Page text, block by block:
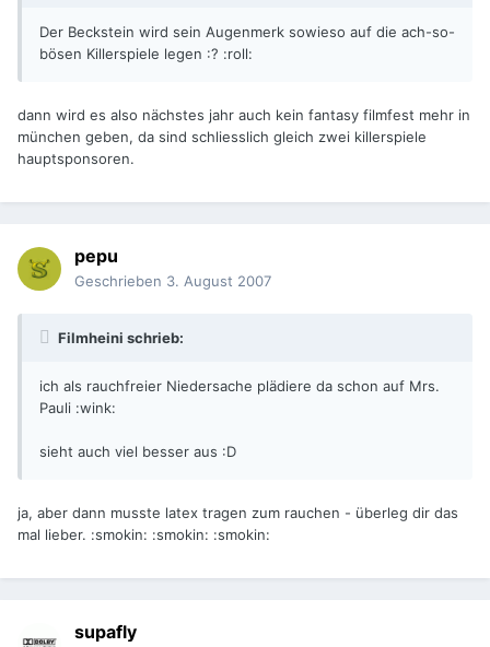
Der Beckstein wird sein Augenmerk sowieso auf die ach-so-
bösen Killerspiele legen :? :roll:
dann wird es also nächstes jahr auch kein fantasy filmfest mehr in
münchen geben, da sind schliesslich gleich zwei killerspiele
hauptsponsoren.
pepu
Geschrieben 3. August 2007
Filmheini schrieb:
ich als rauchfreier Niedersache plädiere da schon auf Mrs.
Pauli :wink:
sieht auch viel besser aus :D
ja, aber dann musste latex tragen zum rauchen - überleg dir das
mal lieber. :smokin: :smokin: :smokin:
supafly